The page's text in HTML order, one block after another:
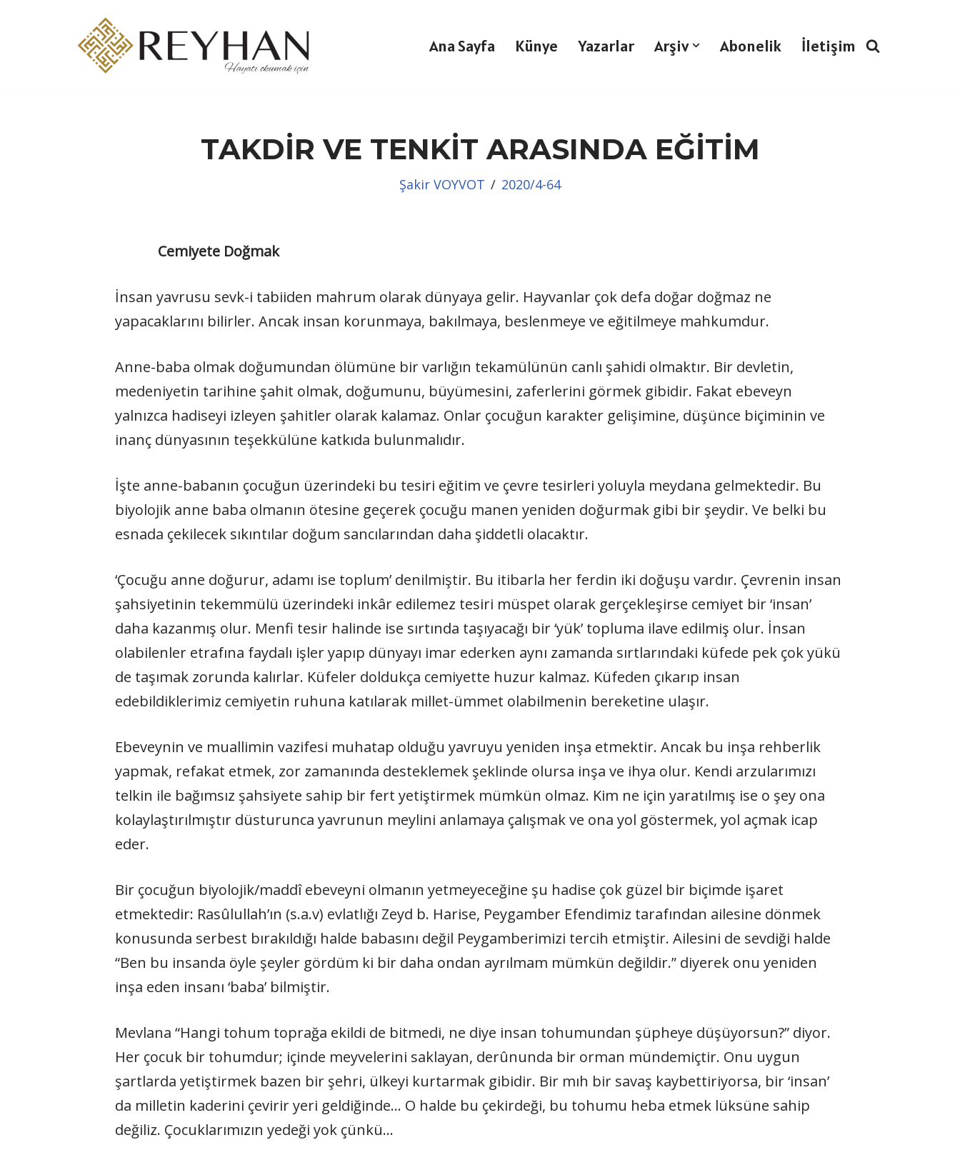
Ana Sayfa Künye Yazarlar Arşiv Abonelik İletişim
TAKDİR VE TENKİT ARASINDA EĞİTİM
Şakir VOYVOT 2020/4-64
Cemiyete Doğmak
İnsan yavrusu sevk-i tabiiden mahrum olarak dünyaya gelir. Hayvanlar çok defa doğar doğmaz ne
yapacaklarını bilirler. Ancak insan korunmaya, bakılmaya, beslenmeye ve eğitilmeye mahkumdur.
Anne-baba olmak doğumundan ölümüne bir varlığın tekamülünün canlı şahidi olmaktır. Bir devletin,
medeniyetin tarihine şahit olmak, doğumunu, büyümesini, zaferlerini görmek gibidir. Fakat ebeveyn
yalnızca hadiseyi izleyen şahitler olarak kalamaz. Onlar çocuğun karakter gelişimine, düşünce biçiminin ve
inanç dünyasının teşekkülüne katkıda bulunmalıdır.
İşte anne-babanın çocuğun üzerindeki bu tesiri eğitim ve çevre tesirleri yoluyla meydana gelmektedir. Bu
biyolojik anne baba olmanın ötesine geçerek çocuğu manen yeniden doğurmak gibi bir şeydir. Ve belki bu
esnada çekilecek sıkıntılar doğum sancılarından daha şiddetli olacaktır.
‘Çocuğu anne doğurur, adamı ise toplum’ denilmiştir. Bu itibarla her ferdin iki doğuşu vardır. Çevrenin insan
şahsiyetinin tekemmülü üzerindeki inkâr edilemez tesiri müspet olarak gerçekleşirse cemiyet bir ‘insan’
daha kazanmış olur. Menfi tesir halinde ise sırtında taşıyacağı bir ‘yük’ topluma ilave edilmiş olur. İnsan
olabilenler etrafına faydalı işler yapıp dünyayı imar ederken aynı zamanda sırtlarındaki küfede pek çok yükü
de taşımak zorunda kalırlar. Küfeler doldukça cemiyette huzur kalmaz. Küfeden çıkarıp insan
edebildiklerimiz cemiyetin ruhuna katılarak millet-ümmet olabilmenin bereketine ulaşır.
Ebeveynin ve muallimin vazifesi muhatap olduğu yavruyu yeniden inşa etmektir. Ancak bu inşa rehberlik
yapmak, refakat etmek, zor zamanında desteklemek şeklinde olursa inşa ve ihya olur. Kendi arzularımızı
telkin ile bağımsız şahsiyete sahip bir fert yetiştirmek mümkün olmaz. Kim ne için yaratılmış ise o şey ona
kolaylaştırılmıştır düsturunca yavrunun meylini anlamaya çalışmak ve ona yol göstermek, yol açmak icap
eder.
Bir çocuğun biyolojik/maddî ebeveyni olmanın yetmeyeceğine şu hadise çok güzel bir biçimde işaret
etmektedir: Rasûlullah’ın (s.a.v) evlatlığı Zeyd b. Harise, Peygamber Efendimiz tarafından ailesine dönmek
konusunda serbest bırakıldığı halde babasını değil Peygamberimizi tercih etmiştir. Ailesini de sevdiği halde
“Ben bu insanda öyle şeyler gördüm ki bir daha ondan ayrılmam mümkün değildir.” diyerek onu yeniden
inşa eden insanı ‘baba’ bilmiştir.
Mevlana “Hangi tohum toprağa ekildi de bitmedi, ne diye insan tohumundan şüpheye düşüyorsun?” diyor.
Her çocuk bir tohumdur; içinde meyvelerini saklayan, derûnunda bir orman mündemiçtir. Onu uygun
şartlarda yetiştirmek bazen bir şehri, ülkeyi kurtarmak gibidir. Bir mıh bir savaş kaybettiriyorsa, bir ‘insan’
da milletin kaderini çevirir yeri geldiğinde… O halde bu çekirdeği, bu tohumu heba etmek lüksüne sahip
değiliz. Çocuklarımızın yedeği yok çünkü…